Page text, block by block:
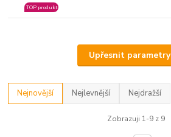
TOP produkt
Upřesnit parametry
Nejnovější Nejlevnější Nejdražší
Zobrazuji 1-9 z 9